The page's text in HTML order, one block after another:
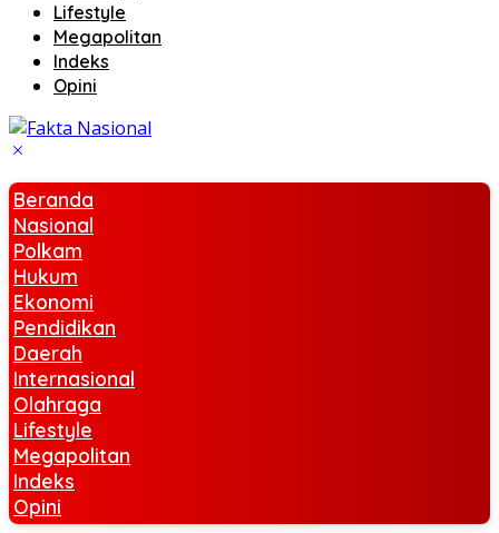
Lifestyle
Megapolitan
Indeks
Opini
Beranda
Nasional
Polkam
Hukum
Ekonomi
Pendidikan
Daerah
Internasional
Olahraga
Lifestyle
Megapolitan
Indeks
Opini